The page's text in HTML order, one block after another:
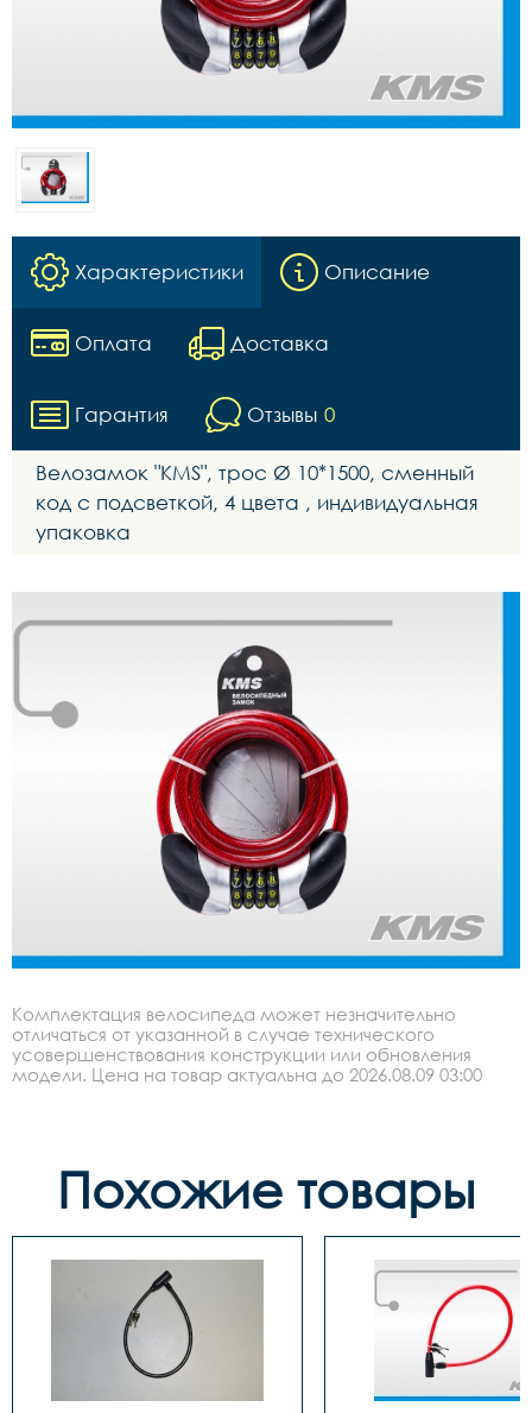
Характеристики Описание
Оплата Доставка
Гарантия Отзывы 0
Велозамок "KMS", трос Ø 10*1500, сменный
код с подсветкой, 4 цвета , индивидуальная
упаковка
Комплектация велосипеда может незначительно
отличаться от указанной в случае технического
усовершенствования конструкции или обновления
модели. Цена на товар актуальна до 2026.08.09 03:00
Похожие товары